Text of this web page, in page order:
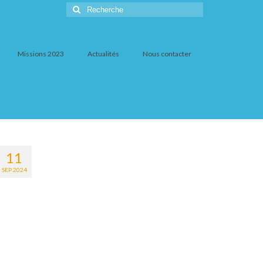
Rechercher
:
Missions 2023 Actualités Nous contacter
11
SEP 2024